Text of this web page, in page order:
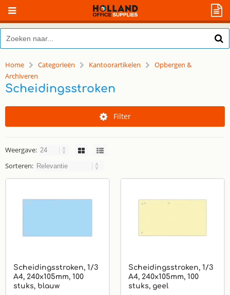
Home Categorieën Kantoorartikelen
Opbergen &
Archiveren
Scheidingsstroken
Filter
Weergave:
Sorteren:
Scheidingsstroken, 1/3
A4, 240x105mm, 100
stuks, blauw
Scheidingsstroken, 1/3
A4, 240x105mm, 100
stuks, geel